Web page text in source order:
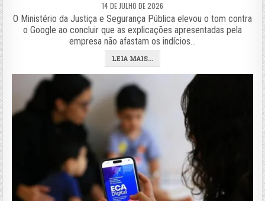
14 DE JULHO DE 2026
O Ministério da Justiça e Segurança Pública elevou o tom contra
o Google ao concluir que as explicações apresentadas pela
empresa não afastam os indícios…
LEIA MAIS...